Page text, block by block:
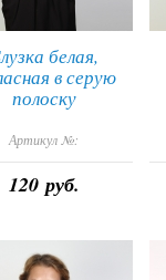
белая,
в серую
полоску
Артикул №:
120 руб.